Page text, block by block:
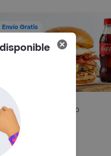
Envío Gratis
Peka2 sin Culpa
$ 6500